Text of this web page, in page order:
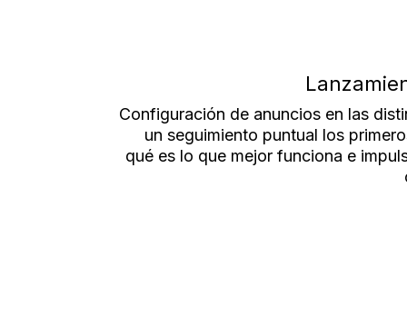
Configuración de anuncios en las
un seguimiento puntual los
qué es lo que mejor funciona e